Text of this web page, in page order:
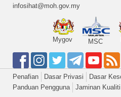
infosihat@moh.gov.my
Mygov MSC
Penafian Dasar Privasi
Dasar
Panduan Pengguna
Jaminan Kualiti